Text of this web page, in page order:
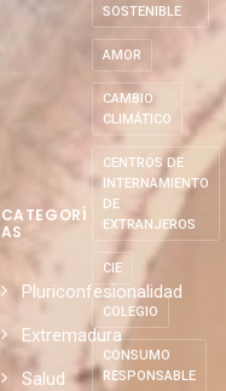
CATEGORÍ
AS
Pluriconfesionalidad
Extremadura
Salud
SOSTENIBLE
AMOR
CAMBIO
CLIMÁTICO
CENTROS DE
INTERNAMIENTO
DE
EXTRANJEROS
CIE
COLEGIO
CONSUMO
RESPONSABLE